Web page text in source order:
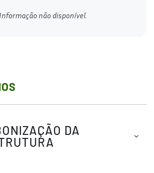
Informação não disponível.
DA